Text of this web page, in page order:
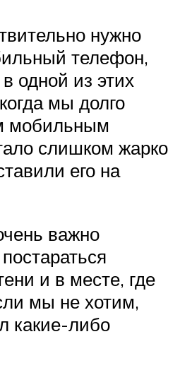
нужно
телефон,
одной из этих
мы долго
мобильным
слишком жарко
его на
важно
и в месте, где
мы не хотим,
какие-либо